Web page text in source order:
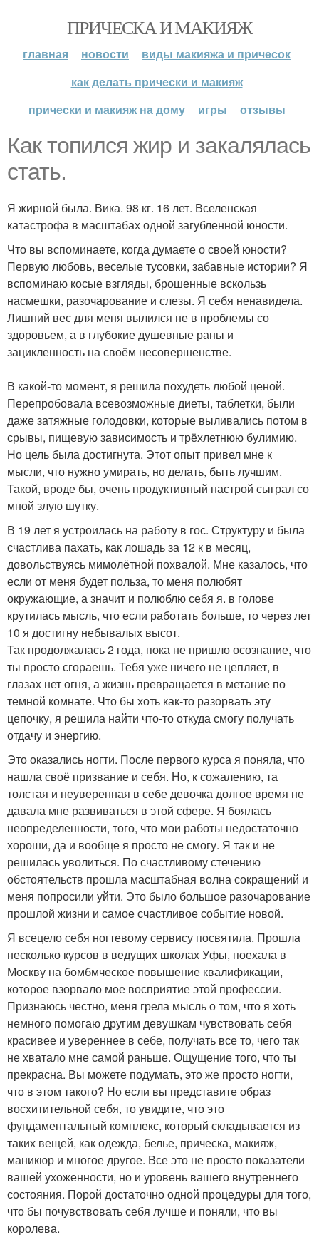
ПРИЧЕСКА И МАКИЯЖ
главная новости
виды макияжа и причесок
как делать прически и макияж
прически и макияж на дому
игры отзывы
Как топился жир и закалялась
стать.
Я жирной была. Вика. 98 кг. 16 лет. Вселенская
катастрофа в масштабах одной загубленной юности.
Что вы вспоминаете, когда думаете о своей юности?
Первую любовь, веселые тусовки, забавные истории? Я
вспоминаю косые взгляды, брошенные вскользь
насмешки, разочарование и слезы. Я себя ненавидела.
Лишний вес для меня вылился не в проблемы со
здоровьем, а в глубокие душевные раны и
зацикленность на своём несовершенстве.
В какой-то момент, я решила похудеть любой ценой.
Перепробовала всевозможные диеты, таблетки, были
даже затяжные голодовки, которые выливались потом в
срывы, пищевую зависимость и трёхлетнюю булимию.
Но цель была достигнута. Этот опыт привел мне к
мысли, что нужно умирать, но делать, быть лучшим.
Такой, вроде бы, очень продуктивный настрой сыграл со
мной злую шутку.
В 19 лет я устроилась на работу в гос. Структуру и была
счастлива пахать, как лошадь за 12 к в месяц,
довольствуясь мимолётной похвалой. Мне казалось, что
если от меня будет польза, то меня полюбят
окружающие, а значит и полюблю себя я. в голове
крутилась мысль, что если работать больше, то через лет
10 я достигну небывалых высот.
Так продолжалась 2 года, пока не пришло осознание, что
ты просто сгораешь. Тебя уже ничего не цепляет, в
глазах нет огня, а жизнь превращается в метание по
темной комнате. Что бы хоть как-то разорвать эту
цепочку, я решила найти что-то откуда смогу получать
отдачу и энергию.
Это оказались ногти. После первого курса я поняла, что
нашла своё призвание и себя. Но, к сожалению, та
толстая и неуверенная в себе девочка долгое время не
давала мне развиваться в этой сфере. Я боялась
неопределенности, того, что мои работы недостаточно
хороши, да и вообще я просто не смогу. Я так и не
решилась уволиться. По счастливому стечению
обстоятельств прошла масштабная волна сокращений и
меня попросили уйти. Это было большое разочарование
прошлой жизни и самое счастливое событие новой.
Я всецело себя ногтевому сервису посвятила. Прошла
несколько курсов в ведущих школах Уфы, поехала в
Москву на бомбмческое повышение квалификации,
которое взорвало мое восприятие этой профессии.
Признаюсь честно, меня грела мысль о том, что я хоть
немного помогаю другим девушкам чувствовать себя
красивее и увереннее в себе, получать все то, чего так
не хватало мне самой раньше. Ощущение того, что ты
прекрасна. Вы можете подумать, это же просто ногти,
что в этом такого? Но если вы представите образ
восхитительной себя, то увидите, что это
фундаментальный комплекс, который складывается из
таких вещей, как одежда, белье, прическа, макияж,
маникюр и многое другое. Все это не просто показатели
вашей ухоженности, но и уровень вашего внутреннего
состояния. Порой достаточно одной процедуры для того,
что бы почувствовать себя лучше и поняли, что вы
королева.